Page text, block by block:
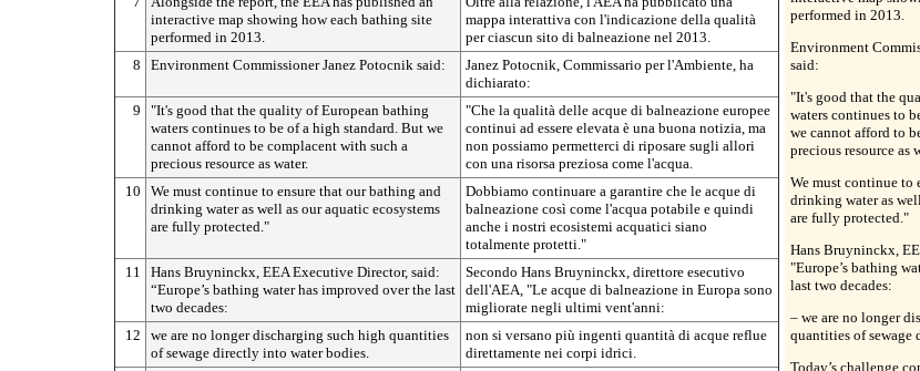
interactive map showing how each bathing site
performed in 2013.
mappa interattiva con l'indicazione della qualità
per ciascun sito di balneazione nel 2013.
8
Environment Commissioner Janez Potocnik said:
Janez Potocnik, Commissario per l'Ambiente, ha
dichiarato:
9
"It's good that the quality of European bathing
waters continues to be of a high standard. But we
cannot afford to be complacent with such a
precious resource as water.
"Che la qualità delle acque di balneazione europee
continui ad essere elevata è una buona notizia, ma
non possiamo permetterci di riposare sugli allori
con una risorsa preziosa come l'acqua.
10
We must continue to ensure that our bathing and
drinking water as well as our aquatic ecosystems
are fully protected."
Dobbiamo continuare a garantire che le acque di
balneazione così come l'acqua potabile e quindi
anche i nostri ecosistemi acquatici siano
totalmente protetti."
11
Hans Bruyninckx, EEA Executive Director, said:
“Europe’s bathing water has improved over the last
two decades:
Secondo Hans Bruyninckx, direttore esecutivo
dell'AEA, "Le acque di balneazione in Europa sono
migliorate negli ultimi vent'anni:
12
we are no longer discharging such high quantities
of sewage directly into water bodies.
non si versano più ingenti quantità di acque reflue
direttamente nei corpi idrici.
performed in 2013.
Environment
said:
"It's good that the
waters continues to
we cannot afford to
precious resource as
We must continue to
drinking water as
are fully protected."
Hans Bruyninckx,
"Europe’s bathing
last two decades:
– we are no longer
quantities of sewage
Today’s challenge